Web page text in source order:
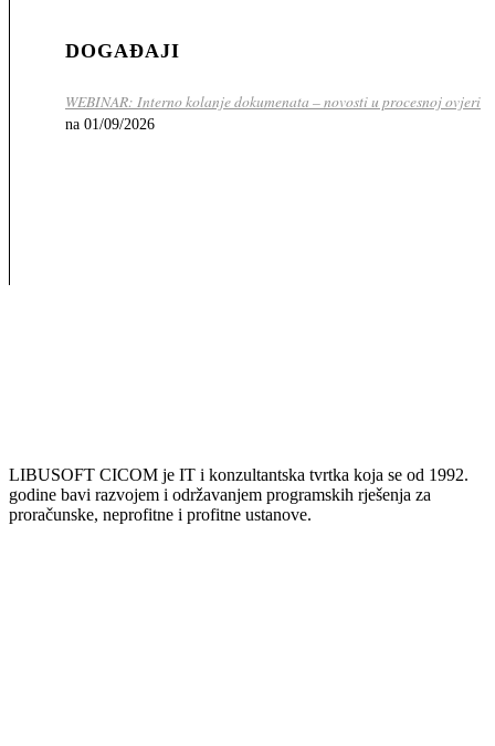
DOGAĐAJI
WEBINAR: Interno kolanje dokumenata – novosti u procesnoj ovjeri
na 01/09/2026
LIBUSOFT CICOM je IT i konzultantska tvrtka koja se od 1992.
godine bavi razvojem i održavanjem programskih rješenja za
proračunske, neprofitne i profitne ustanove.